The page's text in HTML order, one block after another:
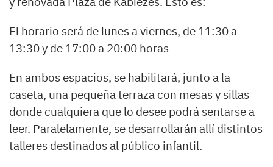
El horario será de lunes a viernes, de 11:30 a
13:30 y de 17:00 a 20:00 horas
En ambos espacios, se habilitará, junto a la
caseta, una pequeña terraza con mesas y sillas
donde cualquiera que lo desee podrá sentarse a
leer. Paralelamente, se desarrollarán allí distintos
talleres destinados al público infantil.